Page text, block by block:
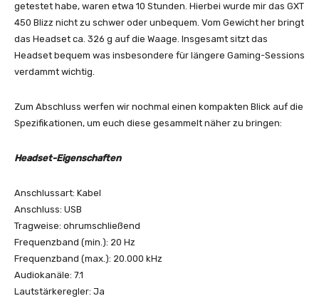
getestet habe, waren etwa 10 Stunden. Hierbei wurde mir das GXT
450 Blizz nicht zu schwer oder unbequem. Vom Gewicht her bringt
das Headset ca. 326 g auf die Waage. Insgesamt sitzt das
Headset bequem was insbesondere für längere Gaming-Sessions
verdammt wichtig.
Zum Abschluss werfen wir nochmal einen kompakten Blick auf die
Spezifikationen, um euch diese gesammelt näher zu bringen:
Headset-Eigenschaften
Anschlussart: Kabel
Anschluss: USB
Tragweise: ohrumschließend
Frequenzband (min.): 20 Hz
Frequenzband (max.): 20.000 kHz
Audiokanäle: 7.1
Lautstärkeregler: Ja